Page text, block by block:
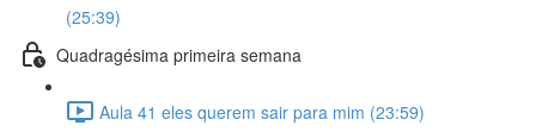
(25:39)
Quadragésima primeira semana
Aula 41 eles querem sair para mim (23:59)